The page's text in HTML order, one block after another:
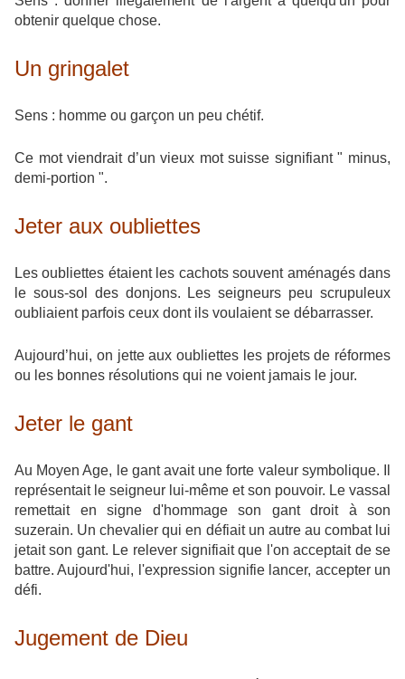
obtenir quelque chose.
Un gringalet
Sens : homme ou garçon un peu chétif.
Ce mot viendrait d’un vieux mot suisse signifiant " minus,
demi-portion ".
Jeter aux oubliettes
Les oubliettes étaient les cachots souvent aménagés dans
le sous-sol des donjons. Les seigneurs peu scrupuleux
oubliaient parfois ceux dont ils voulaient se débarrasser.
Aujourd’hui, on jette aux oubliettes les projets de réformes
ou les bonnes résolutions qui ne voient jamais le jour.
Jeter le gant
Au Moyen Age, le gant avait une forte valeur symbolique. Il
représentait le seigneur lui-même et son pouvoir. Le vassal
remettait en signe d'hommage son gant droit à son
suzerain. Un chevalier qui en défiait un autre au combat lui
jetait son gant. Le relever signifiait que l'on acceptait de se
battre. Aujourd'hui, l'expression signifie lancer, accepter un
défi.
Jugement de Dieu